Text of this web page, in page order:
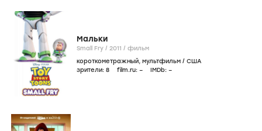
Мальки
Small Fry / 2011 / фильм
короткометражный, мультфильм / США
зрители: 8 film.ru: – IMDb: –